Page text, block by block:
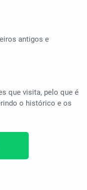
antigos e
que visita, pelo que é
o histórico e os